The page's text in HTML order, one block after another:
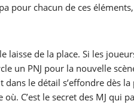
pour chacun de ces
laisse de la place. Si les
un PNJ pour la nouvelle
le détail s’effondre dès
C’est le secret des MJ qui